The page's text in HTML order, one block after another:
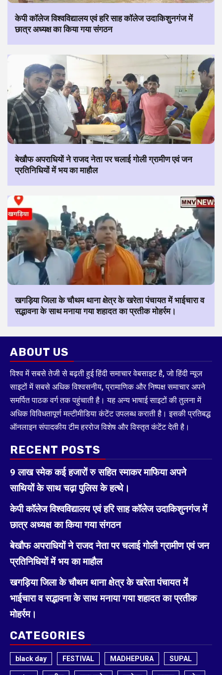
केपी कॉलेज विश्वविद्यालय एवं हरि साह कॉलेज उदाकिशुनगंज में
छात्र अध्यक्ष का किया गया संगठन
बेखौफ अपराधियों ने राजद नेता पर चलाई गोली ग्रामीण एवं जन
प्रतिनिधियों में भय का माहौल
खगड़िया जिला के चौथम थाना क्षेत्र के खरेता पंचायत में भाईचारा व
सद्भावना के साथ मनाया गया शहादत का प्रतीक मोहर्रम।
ABOUT US
विश्व में सबसे तेजी से बढ़ती हुई हिंदी समाचार वेबसाइट है, जो हिंदी न्यूज
साइटों में सबसे अधिक विश्वसनीय, प्रामाणिक और निष्पक्ष समाचार अपने
समर्पित पाठक वर्ग तक पहुंचाती है। यह अन्य भाषाई साइटों की तुलना में
अधिक विविधतापूर्ण मल्टीमीडिया कंटेंट उपलब्ध कराती है। इसकी प्रतिबद्ध
ऑनलाइन संपादकीय टीम हररोज विशेष और विस्तृत कंटेंट देती है।
RECENT POSTS
9 लाख स्मेक कई हजारों रु सहित स्माकर माफिया अपने
साथियों के साथ चढ़ा पुलिस के हत्थे।
केपी कॉलेज विश्वविद्यालय एवं हरि साह कॉलेज उदाकिशुनगंज में
छात्र अध्यक्ष का किया गया संगठन
बेखौफ अपराधियों ने राजद नेता पर चलाई गोली ग्रामीण एवं जन
प्रतिनिधियों में भय का माहौल
खगड़िया जिला के चौथम थाना क्षेत्र के खरेता पंचायत में
भाईचारा व सद्भावना के साथ मनाया गया शहादत का प्रतीक
मोहर्रम।
CATEGORIES
black day FESTIVAL MADHEPURA SUPAL